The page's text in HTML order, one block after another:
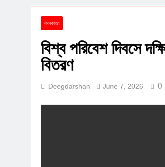
July
কলকাতা
বিশ্ব পরিবেশ দিবসে
বিতরণ
Deegdarshan June 7, 2026 0